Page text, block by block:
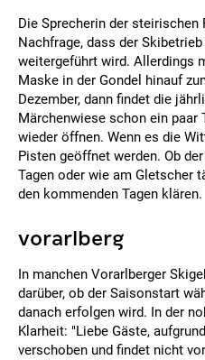
Die Sprecherin der steirischen
Nachfrage, dass der
weitergeführt wird. Allerdings
Maske in der Gondel hinauf
Dezember, dann findet die
Märchenwiese schon ein paar
wieder öffnen. Wenn es die
Pisten geöffnet werden. Ob
Tagen oder wie am Gletscher
den kommenden Tagen klären.
vorarlberg
In manchen Vorarlberger
darüber, ob der Saisonstart
danach erfolgen wird. In der
Klarheit: "Liebe Gäste,
verschoben und findet nicht